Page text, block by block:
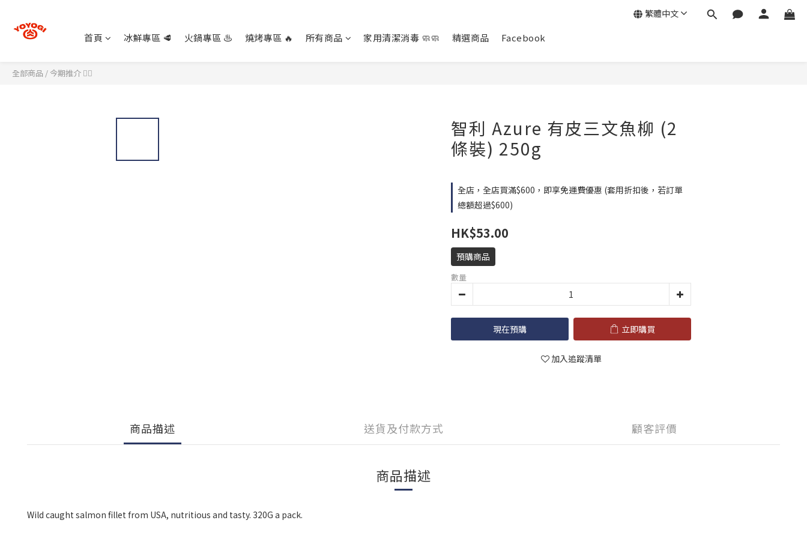
首頁 冰鮮專區 🥩 火鍋專區 ♨️ 燒烤專區 🔥 所有商品 家用清潔消毒 🧼🧼 精選商品 Facebook
繁體中文
全部商品 / 今期推介 👍🏻
智利 Azure 有皮三文魚柳 (2
條裝) 250g
全店，全店買滿$600，即享免運費優惠 (套用折扣後，若訂單
總額超過$600)
HK$53.00
預購商品
數量
現在預購 立即購買
加入追蹤清單
商品描述 送貨及付款方式 顧客評價
商品描述
Wild caught salmon fillet from USA, nutritious and tasty. 320G a pack.